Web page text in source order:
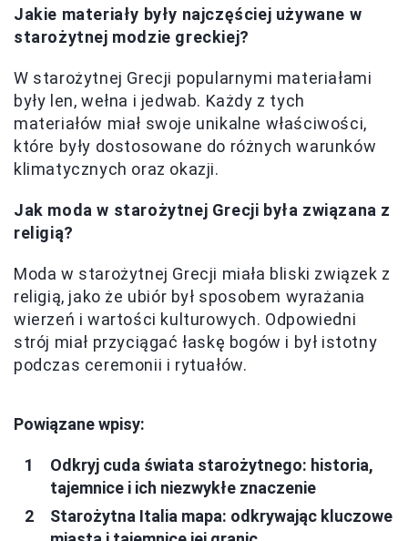
Jakie materiały były najczęściej używane w
starożytnej modzie greckiej?
W starożytnej Grecji popularnymi materiałami
były len, wełna i jedwab. Każdy z tych
materiałów miał swoje unikalne właściwości,
które były dostosowane do różnych warunków
klimatycznych oraz okazji.
Jak moda w starożytnej Grecji była związana z
religią?
Moda w starożytnej Grecji miała bliski związek z
religią, jako że ubiór był sposobem wyrażania
wierzeń i wartości kulturowych. Odpowiedni
strój miał przyciągać łaskę bogów i był istotny
podczas ceremonii i rytuałów.
Powiązane wpisy:
Odkryj cuda świata starożytnego: historia,
tajemnice i ich niezwykłe znaczenie
Starożytna Italia mapa: odkrywając kluczowe